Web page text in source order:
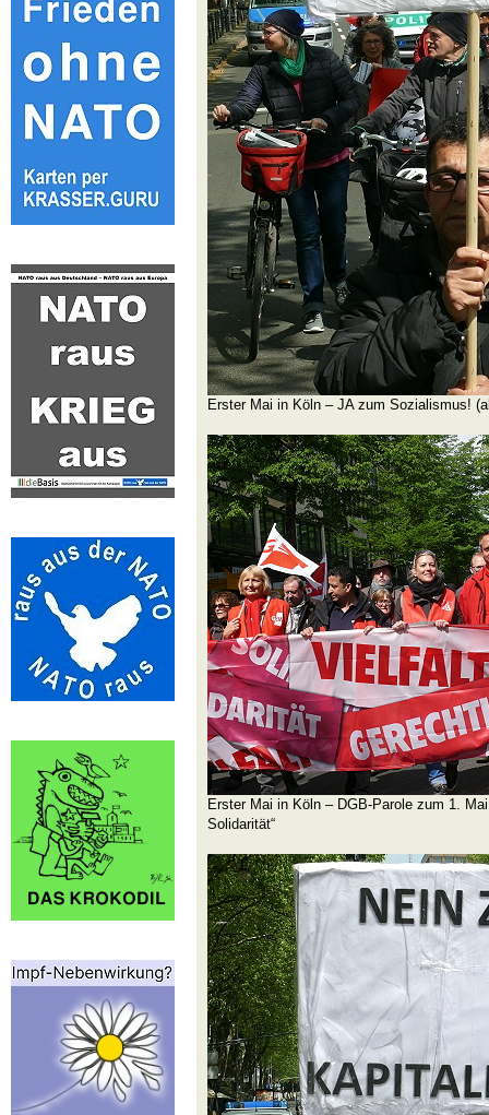
Erster Mai in Köln – JA zum Sozialismus!
Erster Mai in Köln – DGB-Parole zum 1.
Solidarität“